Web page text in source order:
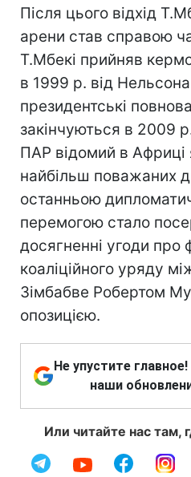
Після цього відхід
арени став справою
Т.Мбекі прийняв
в 1999 р. від
президентські
закінчуються в 2009
ПАР відомий в Африці
найбільш поважаних
останньою
перемогою стало
досягненні угоди про
коаліційного уряду
Зімбабве Робертом
опозицією.
Не упустите
наши
Или читайте нас там,